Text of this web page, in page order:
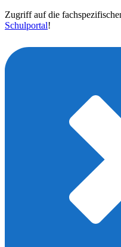
Zugriff auf die
Schulportal!